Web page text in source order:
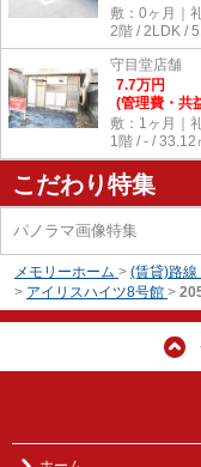
敷：0ヶ月｜
2階 / 2LDK /
守目堂店舗
7.7万円
(管理費・共
敷：1ヶ月｜
1階 / - / 33.12
こだわり特集
パノラマ画像特集
メモリーホーム > (賃貸)路
> アイリスハイツ8号館 >